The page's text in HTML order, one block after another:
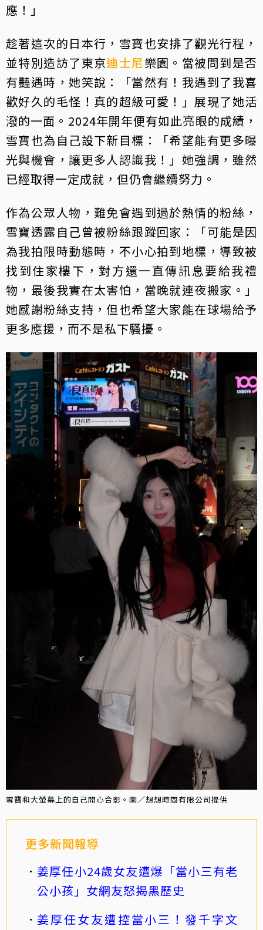
應！」
趁著這次的日本行，雪寶也安排了觀光行程，
並特別造訪了東京迪士尼樂園。當被問到是否
有豔遇時，她笑說：「當然有！我遇到了我喜
歡好久的毛怪！真的超級可愛！」展現了她活
潑的一面。2024年開年便有如此亮眼的成績，
雪寶也為自己設下新目標：「希望能有更多曝
光與機會，讓更多人認識我！」她強調，雖然
已經取得一定成就，但仍會繼續努力。
作為公眾人物，難免會遇到過於熱情的粉絲，
雪寶透露自己曾被粉絲跟蹤回家：「可能是因
為我拍限時動態時，不小心拍到地標，導致被
找到住家樓下，對方還一直傳訊息要給我禮
物，最後我實在太害怕，當晚就連夜搬家。」
她感謝粉絲支持，但也希望大家能在球場給予
更多應援，而不是私下騷擾。
雪寶和大螢幕上的自己開心合影。圖／想想時間有限公司提供
更多新聞報導
姜厚任小24歲女友遭爆「當小三有老
公小孩」女網友怒揭黑歷史
姜厚任女友遭控當小三！發千字文